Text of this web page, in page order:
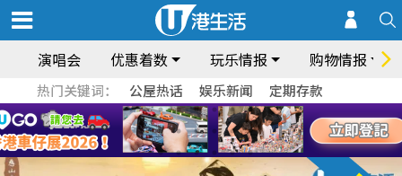
演唱会 优惠着数 玩乐情报 购物情报
热门关键词： 公屋热话 娱乐新闻 定期存款